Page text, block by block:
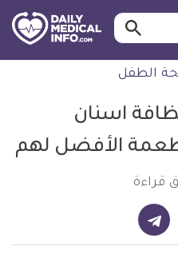
ابحث…
الطفل
اسنان
الأفضل لهم
قراءة
ميديكال انفو شارك على تيليجرام - ديلي ميديكال انفو